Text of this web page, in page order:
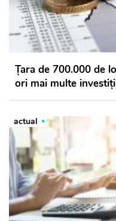
Țara de 700.000 de
ori mai multe
actual